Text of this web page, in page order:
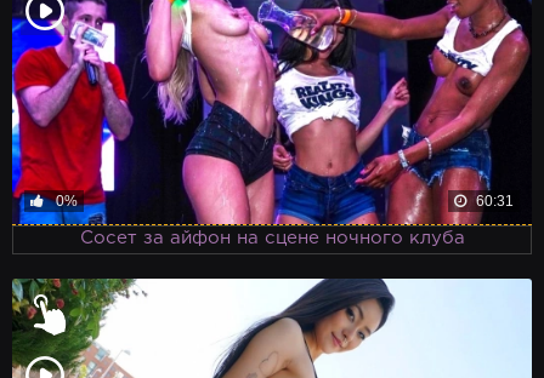
0% 60:31
Сосет за айфон на сцене ночного клуба